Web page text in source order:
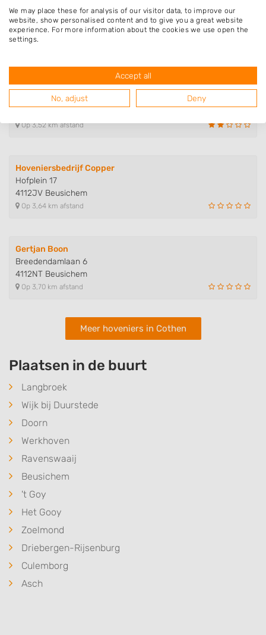
Jordy Nesselaar Bestratingen
Agricolastraat 116
3961DE Wijk bij Duurstede
Op 3,10 km afstand
Mike de Heus Hoveniers & Klusse..
Nieuwstraat 16
Op 3,52 km afstand
Hoveniersbedrijf Copper
Hofplein 17
4112JV Beusichem
Op 3,64 km afstand
Gertjan Boon
Breedendamlaan 6
4112NT Beusichem
Op 3,70 km afstand
Meer hoveniers in Cothen
Plaatsen in de buurt
Langbroek
Wijk bij Duurstede
Doorn
Werkhoven
Ravenswaaij
Beusichem
't Goy
Het Gooy
Zoelmond
Driebergen-Rijsenburg
Culemborg
Asch
We may place these for analysis of our visitor data, to improve our
website, show personalised content and to give you a great website
experience. For more information about the cookies we use open the
settings.
Accept all
No, adjust Deny